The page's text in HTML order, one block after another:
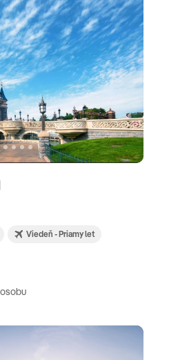
Viedeň - Priamy let